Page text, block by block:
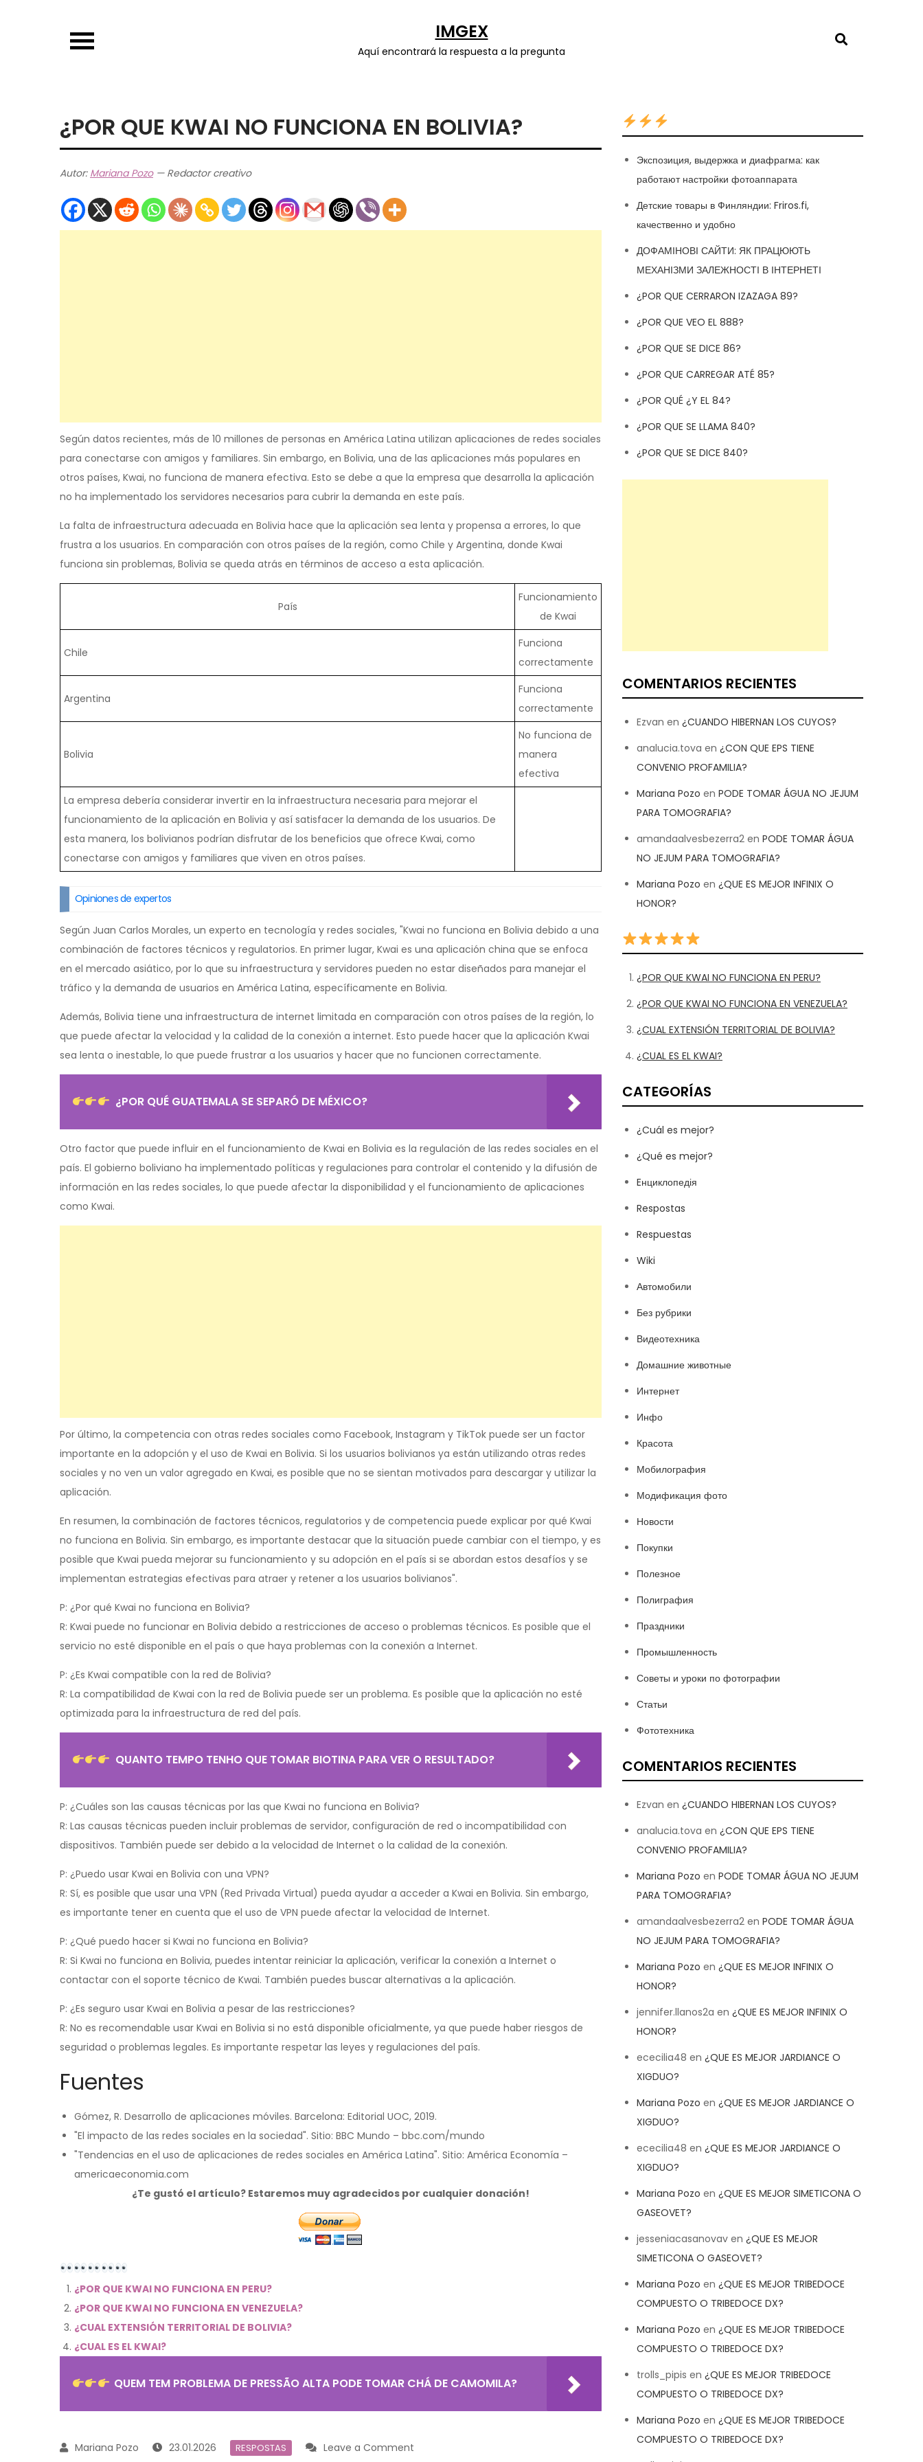
IMGEX
Aquí encontrará la respuesta a la pregunta
¿POR QUE KWAI NO FUNCIONA EN BOLIVIA?
Autor: Mariana Pozo— Redactor creativo
Según datos recientes, más de 10 millones de personas en América Latina utilizan aplicaciones de redes sociales
para conectarse con amigos y familiares. Sin embargo, en Bolivia, una de las aplicaciones más populares en
otros países, Kwai, no funciona de manera efectiva. Esto se debe a que la empresa que desarrolla la aplicación
no ha implementado los servidores necesarios para cubrir la demanda en este país.
La falta de infraestructura adecuada en Bolivia hace que la aplicación sea lenta y propensa a errores, lo que
frustra a los usuarios. En comparación con otros países de la región, como Chile y Argentina, donde Kwai
funciona sin problemas, Bolivia se queda atrás en términos de acceso a esta aplicación.
País
Funcionamiento
de Kwai
Chile
Funciona
correctamente
Argentina
Funciona
correctamente
Bolivia
No funciona de
manera
efectiva
La empresa debería considerar invertir en la infraestructura necesaria para mejorar el
funcionamiento de la aplicación en Bolivia y así satisfacer la demanda de los usuarios. De
esta manera, los bolivianos podrían disfrutar de los beneficios que ofrece Kwai, como
conectarse con amigos y familiares que viven en otros países.
Opiniones de expertos
Según Juan Carlos Morales, un experto en tecnología y redes sociales, "Kwai no funciona en Bolivia debido a una
combinación de factores técnicos y regulatorios. En primer lugar, Kwai es una aplicación china que se enfoca
en el mercado asiático, por lo que su infraestructura y servidores pueden no estar diseñados para manejar el
tráfico y la demanda de usuarios en América Latina, específicamente en Bolivia.
Además, Bolivia tiene una infraestructura de internet limitada en comparación con otros países de la región, lo
que puede afectar la velocidad y la calidad de la conexión a internet. Esto puede hacer que la aplicación Kwai
sea lenta o inestable, lo que puede frustrar a los usuarios y hacer que no funcionen correctamente.
¿POR QUÉ GUATEMALA SE SEPARÓ DE MÉXICO?
Otro factor que puede influir en el funcionamiento de Kwai en Bolivia es la regulación de las redes sociales en el
país. El gobierno boliviano ha implementado políticas y regulaciones para controlar el contenido y la difusión de
información en las redes sociales, lo que puede afectar la disponibilidad y el funcionamiento de aplicaciones
como Kwai.
Por último, la competencia con otras redes sociales como Facebook, Instagram y TikTok puede ser un factor
importante en la adopción y el uso de Kwai en Bolivia. Si los usuarios bolivianos ya están utilizando otras redes
sociales y no ven un valor agregado en Kwai, es posible que no se sientan motivados para descargar y utilizar la
aplicación.
En resumen, la combinación de factores técnicos, regulatorios y de competencia puede explicar por qué Kwai
no funciona en Bolivia. Sin embargo, es importante destacar que la situación puede cambiar con el tiempo, y es
posible que Kwai pueda mejorar su funcionamiento y su adopción en el país si se abordan estos desafíos y se
implementan estrategias efectivas para atraer y retener a los usuarios bolivianos".
P: ¿Por qué Kwai no funciona en Bolivia?
R: Kwai puede no funcionar en Bolivia debido a restricciones de acceso o problemas técnicos. Es posible que el
servicio no esté disponible en el país o que haya problemas con la conexión a Internet.
P: ¿Es Kwai compatible con la red de Bolivia?
R: La compatibilidad de Kwai con la red de Bolivia puede ser un problema. Es posible que la aplicación no esté
optimizada para la infraestructura de red del país.
QUANTO TEMPO TENHO QUE TOMAR BIOTINA PARA VER O RESULTADO?
P: ¿Cuáles son las causas técnicas por las que Kwai no funciona en Bolivia?
R: Las causas técnicas pueden incluir problemas de servidor, configuración de red o incompatibilidad con
dispositivos. También puede ser debido a la velocidad de Internet o la calidad de la conexión.
P: ¿Puedo usar Kwai en Bolivia con una VPN?
R: Sí, es posible que usar una VPN (Red Privada Virtual) pueda ayudar a acceder a Kwai en Bolivia. Sin embargo,
es importante tener en cuenta que el uso de VPN puede afectar la velocidad de Internet.
P: ¿Qué puedo hacer si Kwai no funciona en Bolivia?
R: Si Kwai no funciona en Bolivia, puedes intentar reiniciar la aplicación, verificar la conexión a Internet o
contactar con el soporte técnico de Kwai. También puedes buscar alternativas a la aplicación.
P: ¿Es seguro usar Kwai en Bolivia a pesar de las restricciones?
R: No es recomendable usar Kwai en Bolivia si no está disponible oficialmente, ya que puede haber riesgos de
seguridad o problemas legales. Es importante respetar las leyes y regulaciones del país.
Fuentes
Gómez, R. Desarrollo de aplicaciones móviles. Barcelona: Editorial UOC, 2019.
"El impacto de las redes sociales en la sociedad". Sitio: BBC Mundo – bbc.com/mundo
"Tendencias en el uso de aplicaciones de redes sociales en América Latina". Sitio: América Economía –
americaeconomia.com
¿Te gustó el artículo? Estaremos muy agradecidos por cualquier donación!
¿POR QUE KWAI NO FUNCIONA EN PERU?
¿POR QUE KWAI NO FUNCIONA EN VENEZUELA?
¿CUAL EXTENSIÓN TERRITORIAL DE BOLIVIA?
¿CUAL ES EL KWAI?
QUEM TEM PROBLEMA DE PRESSÃO ALTA PODE TOMAR CHÁ DE CAMOMILA?
23.01.2026 RESPOSTAS Leave a Comment
Экспозиция, выдержка и диафрагма: как
работают настройки фотоаппарата
Детские товары в Финляндии: Friros.fi,
качественно и удобно
ДОФАМІНОВІ САЙТИ: ЯК ПРАЦЮЮТЬ
МЕХАНІЗМИ ЗАЛЕЖНОСТІ В ІНТЕРНЕТІ
¿POR QUE CERRARON IZAZAGA 89?
¿POR QUE VEO EL 888?
¿POR QUE SE DICE 86?
¿POR QUE CARREGAR ATÉ 85?
¿POR QUÉ ¿Y EL 84?
¿POR QUE SE LLAMA 840?
¿POR QUE SE DICE 840?
COMENTARIOS RECIENTES
Ezvan en ¿CUANDO HIBERNAN LOS CUYOS?
analucia.tova en ¿CON QUE EPS TIENE
CONVENIO PROFAMILIA?
Mariana Pozo en PODE TOMAR ÁGUA NO JEJUM
PARA TOMOGRAFIA?
amandaalvesbezerra2 en PODE TOMAR ÁGUA
NO JEJUM PARA TOMOGRAFIA?
Mariana Pozo en ¿QUE ES MEJOR INFINIX O
HONOR?
¿POR QUE KWAI NO FUNCIONA EN PERU?
¿POR QUE KWAI NO FUNCIONA EN VENEZUELA?
¿CUAL EXTENSIÓN TERRITORIAL DE BOLIVIA?
¿CUAL ES EL KWAI?
CATEGORÍAS
¿Cuál es mejor?
¿Qué es mejor?
Eнциклопедія
Respostas
Respuestas
Wiki
Автомобили
Без рубрики
Видеотехника
Домашние животные
Интернет
Инфо
Красота
Мобилография
Модификация фото
Новости
Покупки
Полезное
Полиграфия
Праздники
Промышленность
Советы и уроки по фотографии
Статьи
Фототехника
COMENTARIOS RECIENTES
Ezvan en ¿CUANDO HIBERNAN LOS CUYOS?
analucia.tova en ¿CON QUE EPS TIENE
CONVENIO PROFAMILIA?
Mariana Pozo en PODE TOMAR ÁGUA NO JEJUM
PARA TOMOGRAFIA?
amandaalvesbezerra2 en PODE TOMAR ÁGUA
NO JEJUM PARA TOMOGRAFIA?
Mariana Pozo en ¿QUE ES MEJOR INFINIX O
HONOR?
jennifer.llanos2a en ¿QUE ES MEJOR INFINIX O
HONOR?
ececilia48 en ¿QUE ES MEJOR JARDIANCE O
XIGDUO?
Mariana Pozo en ¿QUE ES MEJOR JARDIANCE O
XIGDUO?
ececilia48 en ¿QUE ES MEJOR JARDIANCE O
XIGDUO?
Mariana Pozo en ¿QUE ES MEJOR SIMETICONA O
GASEOVET?
jesseniacasanovav en ¿QUE ES MEJOR
SIMETICONA O GASEOVET?
Mariana Pozo en ¿QUE ES MEJOR TRIBEDOCE
COMPUESTO O TRIBEDOCE DX?
Mariana Pozo en ¿QUE ES MEJOR TRIBEDOCE
COMPUESTO O TRIBEDOCE DX?
trolls_pipis en ¿QUE ES MEJOR TRIBEDOCE
COMPUESTO O TRIBEDOCE DX?
Mariana Pozo en ¿QUE ES MEJOR TRIBEDOCE
COMPUESTO O TRIBEDOCE DX?